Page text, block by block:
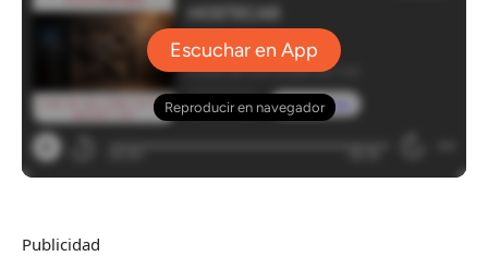
Publicidad